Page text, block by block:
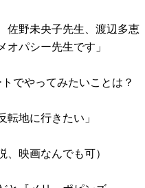
佐野未央子先生、渡辺多恵
パシー先生です」
でやってみたいことは？
転地に行きたい」
、映画なんでも可）